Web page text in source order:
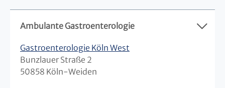
Ambulante Gastroenterologie
Gastroenterologie Köln West
Bunzlauer Straße 2
50858 Köln-Weiden